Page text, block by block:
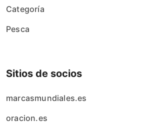
Categoría
Pesca
Sitios de socios
marcasmundiales.es
oracion.es